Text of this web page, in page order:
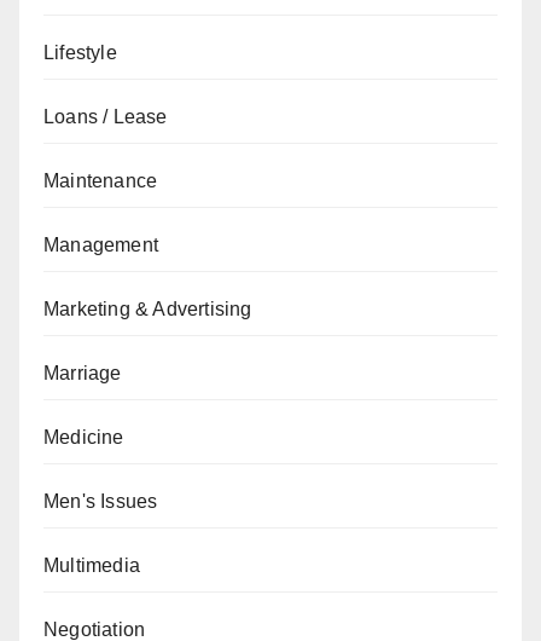
Lifestyle
Loans / Lease
Maintenance
Management
Marketing & Advertising
Marriage
Medicine
Men's Issues
Multimedia
Negotiation